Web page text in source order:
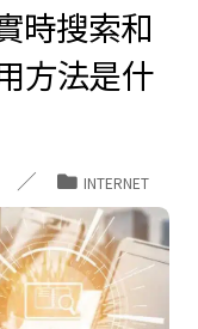
時搜索和
方法是什
INTERNET